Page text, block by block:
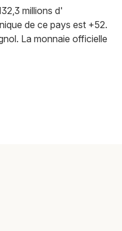
millions d'
de ce pays est +52.
La monnaie officielle